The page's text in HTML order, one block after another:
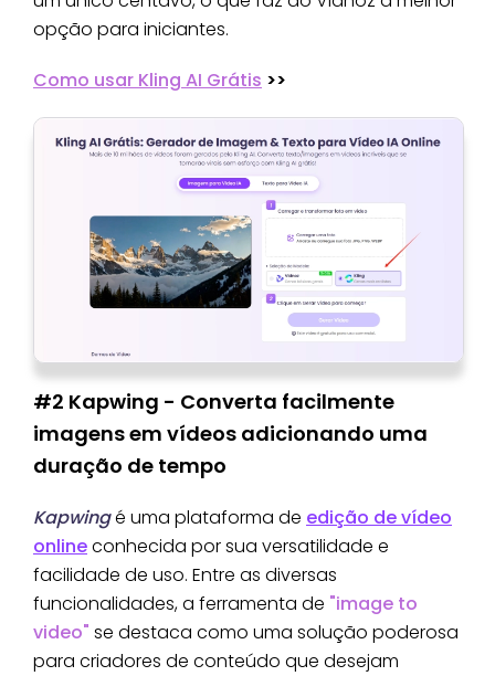
opção para iniciantes.
Como usar Kling AI Grátis >>
#2 Kapwing - Converta facilmente
imagens em vídeos adicionando uma
duração de tempo
Kapwingé uma plataforma de edição de vídeo
onlineconhecida por sua versatilidade e
facilidade de uso. Entre as diversas
funcionalidades, a ferramenta de "image to
video" se destaca como uma solução poderosa
para criadores de conteúdo que desejam